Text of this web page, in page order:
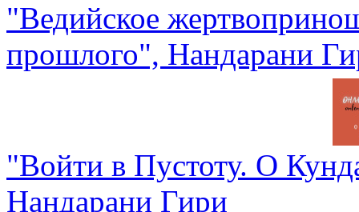
"Ведийское
прошлого", Нандарани
"Войти в Пустоту. О
Нандарани Гири